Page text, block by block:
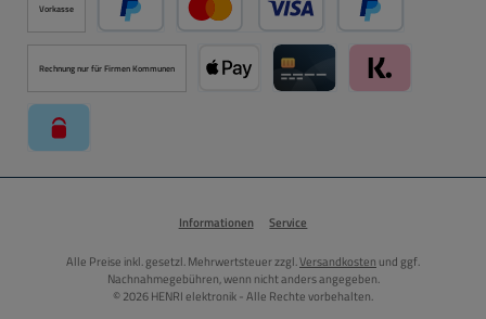
Vorkasse
PayPal Kredit- oder Debitkarte über PayPal
Später Bezahlen
Rechnung nur für Firmen Kommunen
Informationen Service
Alle Preise inkl. gesetzl. Mehrwertsteuer zzgl.Versandkosten und ggf.
Nachnahmegebühren, wenn nicht anders angegeben.
© 2026 HENRI elektronik - Alle Rechte vorbehalten.